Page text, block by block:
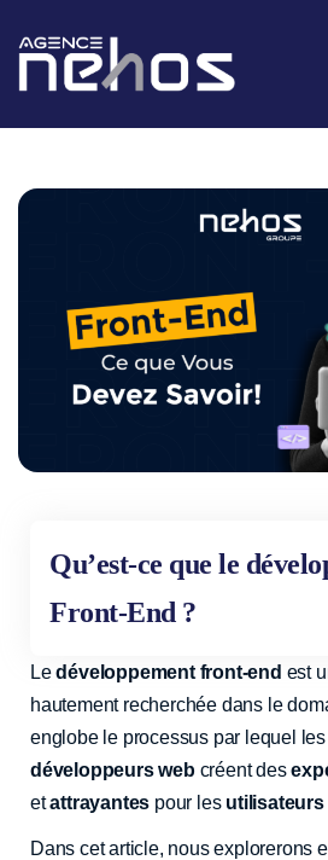
Qu’est-ce que le
Front-End ?
Ledéveloppement front-end est
hautement recherchée dans le
englobe le processus par lequel les
développeurs webcréent des
etattrayantes pour les
Dans cet article, nous explorerons